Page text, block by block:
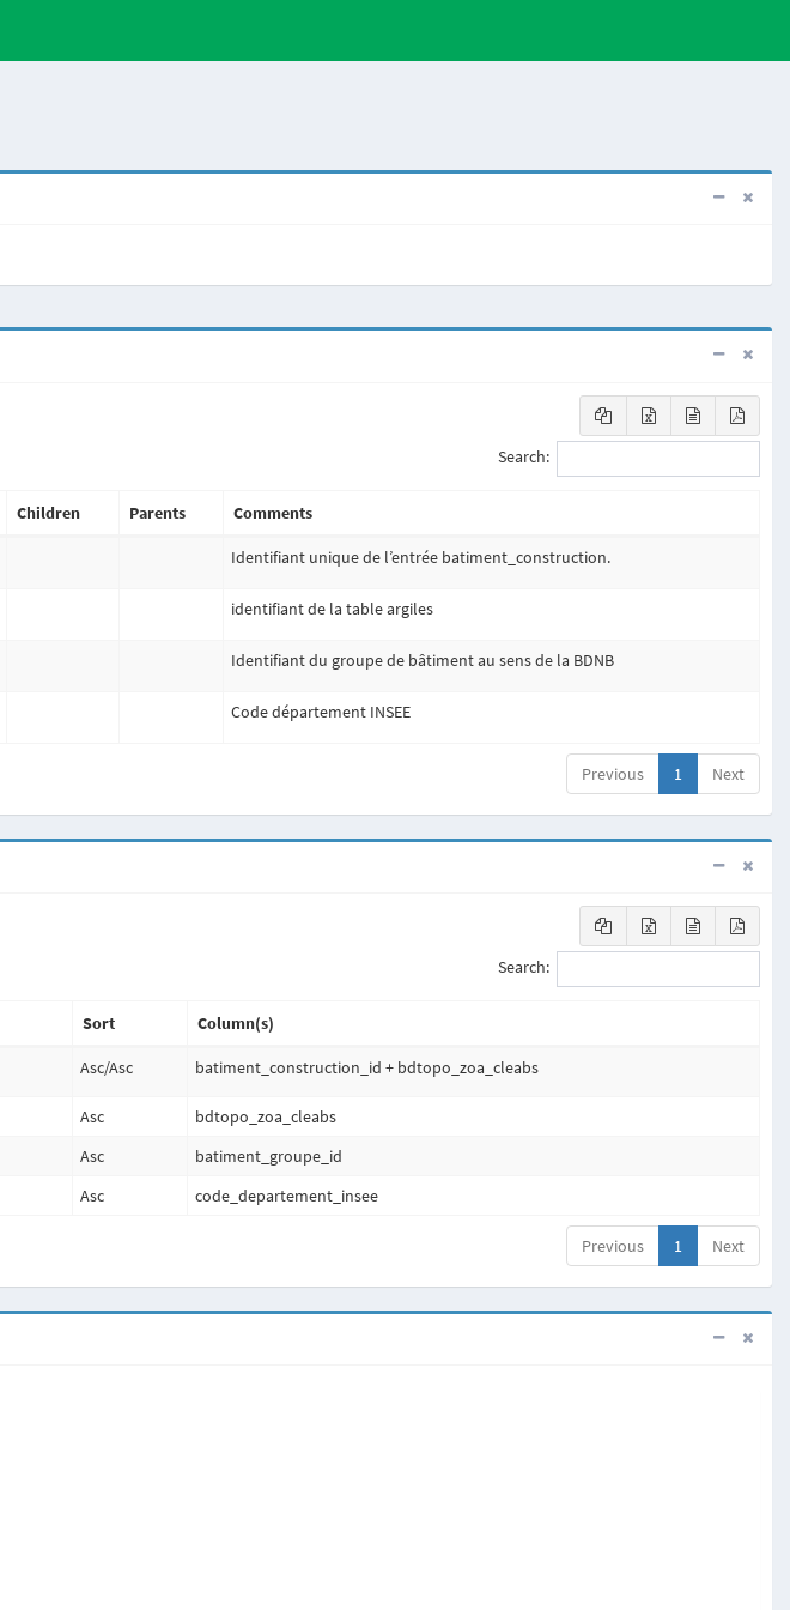
Search:
Children Parents Comments
Identifiant unique de l’entrée batiment_construction.
identifiant de la table argiles
Identifiant du groupe de bâtiment au sens de la BDNB
Code département INSEE
Previous 1 Next
Search:
Sort Column(s)
Asc/Asc batiment_construction_id + bdtopo_zoa_cleabs
Asc
bdtopo_zoa_cleabs
Asc
batiment_groupe_id
Asc code_departement_insee
Previous 1 Next